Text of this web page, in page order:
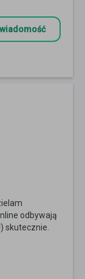
odbywają
skutecznie.